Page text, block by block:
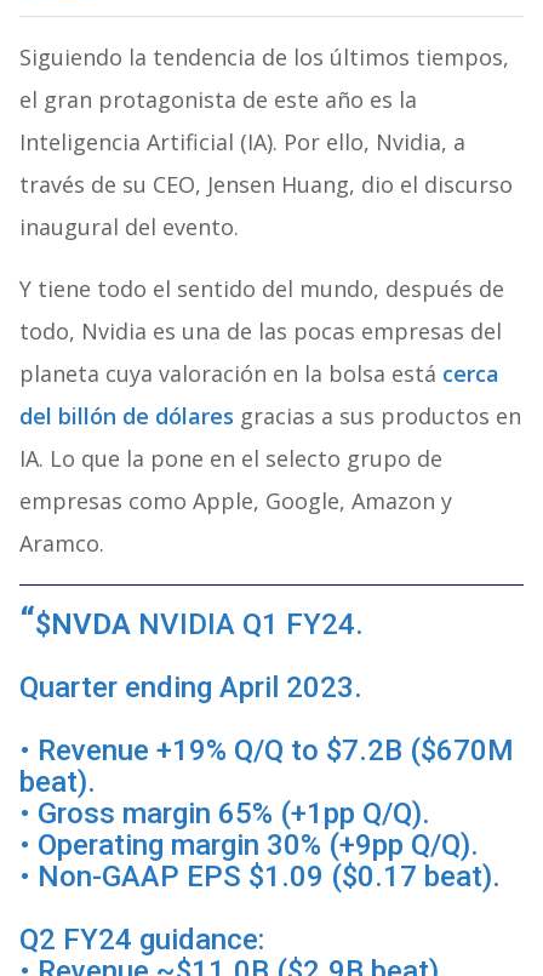
Siguiendo la tendencia de los últimos tiempos,
el gran protagonista de este año es la
Inteligencia Artificial (IA). Por ello, Nvidia, a
través de su CEO, Jensen Huang, dio el discurso
inaugural del evento.
Y tiene todo el sentido del mundo, después de
todo, Nvidia es una de las pocas empresas del
planeta cuya valoración en la bolsa está cerca
del billón de dólares gracias a sus productos en
IA. Lo que la pone en el selecto grupo de
empresas como Apple, Google, Amazon y
Aramco.
$NVDANVIDIA Q1 FY24.
Quarter ending April 2023.
• Revenue +19% Q/Q to $7.2B ($670M
beat).
• Gross margin 65% (+1pp Q/Q).
• Operating margin 30% (+9pp Q/Q).
• Non-GAAP EPS $1.09 ($0.17 beat).
Q2 FY24 guidance: